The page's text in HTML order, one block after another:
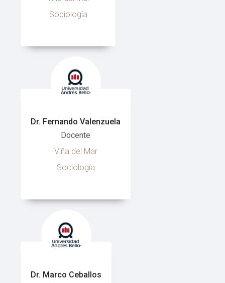
Sociología
Dr. Fernando Valenzuela
Docente
Viña del Mar
Sociología
Dr. Marco Ceballos